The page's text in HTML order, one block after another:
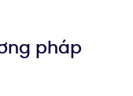
pháp